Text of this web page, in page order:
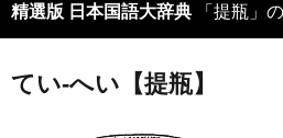
精選版 日本国語大辞典 「提瓶」
てい‐へい【提瓶】